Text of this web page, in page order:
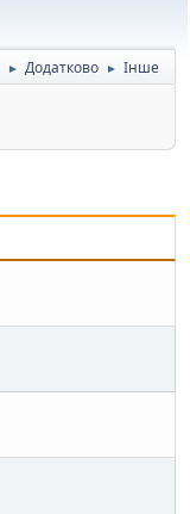
► Додатково ► Інше